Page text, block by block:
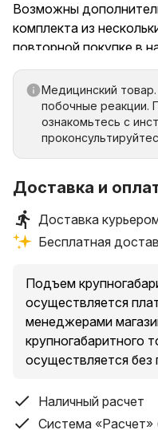
Возможны
комплекта из
повторной покупке в
Медицинский
побочные реакции.
ознакомьтесь с
Доставка и
Доставка
Бесплатная
Подъем
осуществляется
менеджерами
крупногабаритного
осуществляется
Наличный расчет
Система